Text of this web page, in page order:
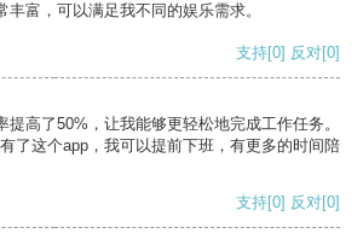
丰富，可以满足我不同的娱乐需求。
支持[0] 反对[0]
提高了50%，让我能够更轻松地完成工作任务。
了这个app，我可以提前下班，有更多的时间陪
支持[0] 反对[0]